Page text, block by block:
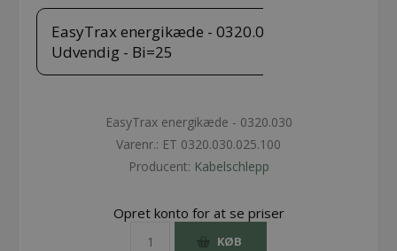
EasyTrax energikæde - 0320.030 -
Udvendig - Bi=25
EasyTrax energikæde - 0320.030
Varenr.: ET 0320.030.025.100
Producent: Kabelschlepp
Opret konto for at se priser
KØB